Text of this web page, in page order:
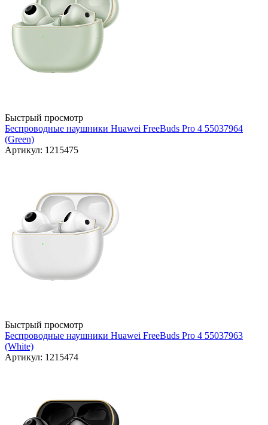
Быстрый просмотр
Беспроводные наушники Huawei FreeBuds Pro 4 55037964
(Green)
Артикул: 1215475
Быстрый просмотр
Беспроводные наушники Huawei FreeBuds Pro 4 55037963
(White)
Артикул: 1215474